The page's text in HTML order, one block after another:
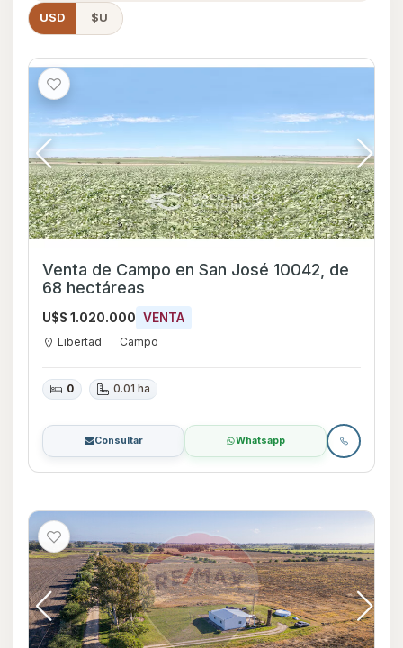
USD $U
Venta de Campo en San José 10042, de
68 hectáreas
U$S 1.020.000 VENTA
Libertad Campo
0 0.01 ha
Consultar Whatsapp